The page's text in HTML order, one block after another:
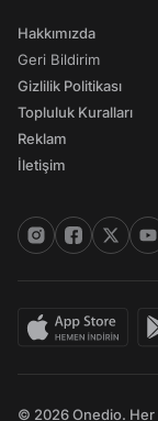
Hakkımızda
Geri Bildirim
Gizlilik Politikası
Topluluk Kuralları
Reklam
İletişim
© 2026 Onedio. Her